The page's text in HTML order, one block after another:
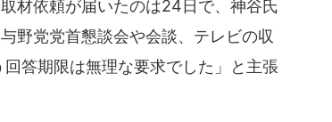
材依頼が届いたのは24日で、神谷氏
野党党首懇談会や会談、テレビの収
答期限は無理な要求でした」と主張